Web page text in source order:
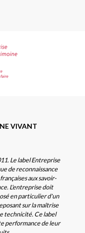
VIVANT
Le label Entreprise
de reconnaissance
aux savoir-
L'entreprise doit
en particulier d'un
sur la maîtrise
technicité. Ce label
performance de leur